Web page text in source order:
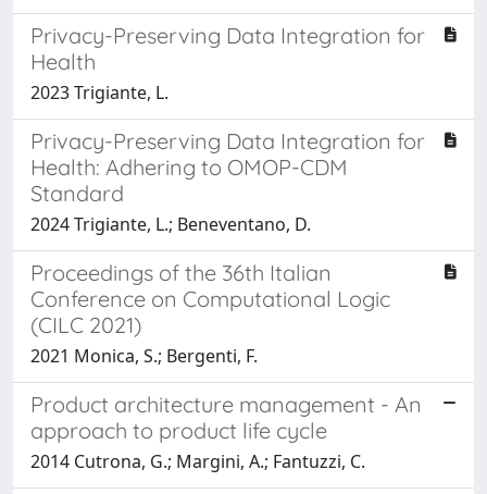
Privacy-Preserving Data Integration for
Health
2023 Trigiante, L.
Privacy-Preserving Data Integration for
Health: Adhering to OMOP-CDM
Standard
2024 Trigiante, L.; Beneventano, D.
Proceedings of the 36th Italian
Conference on Computational Logic
(CILC 2021)
2021 Monica, S.; Bergenti, F.
Product architecture management - An
approach to product life cycle
2014 Cutrona, G.; Margini, A.; Fantuzzi, C.